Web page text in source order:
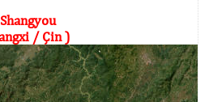
Shangyou
/ Çin )